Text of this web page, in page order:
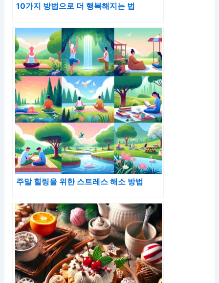
10가지 방법으로 더 행복해지는 법
주말 힐링을 위한 스트레스 해소 방법